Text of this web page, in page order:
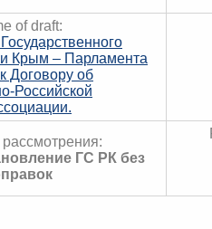
of draft:
Крым – Парламента
Договору об
Российской
рассмотрения:
ГС РК без